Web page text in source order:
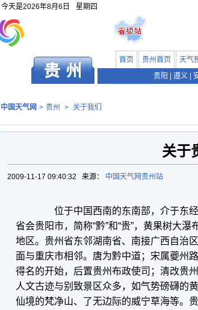
今天是2026年8月6日 星期四
首页 贵州首页 天气
贵阳
遵义
中国天气网 > 贵州 > 关于我们
关于
2009-11-17 09:40:32 来源： 中国天气网贵州站
位于中国西南的东南部，介于东经
省会贵阳市，简称“黔”和“贵”，黄果树大
地区。贵州省东邻湖南省、南接广西自治
面与重庆市相邻。唐为黔中道；宋属夔州
得名的开始，后置贵州布政使司；清改贵
人文古迹与别致景区众多，如气势磅礴的
仙境的梵净山、了无边际的威宁草海等。